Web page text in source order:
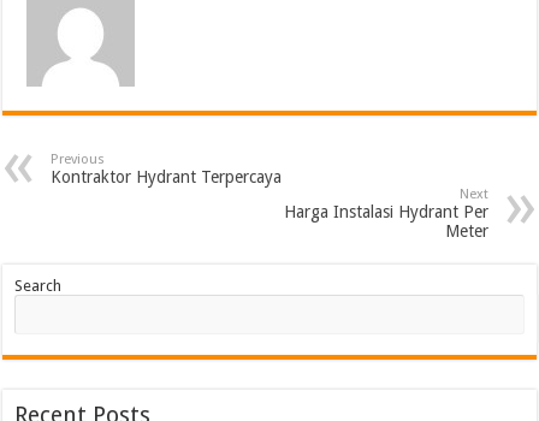
Previous
Kontraktor Hydrant Terpercaya
Next
Harga Instalasi Hydrant Per
Meter
Search